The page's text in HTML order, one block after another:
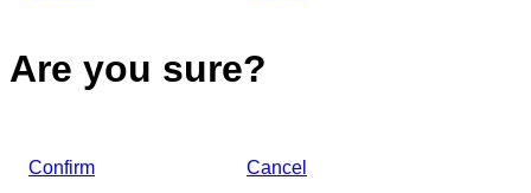
Are you sure?
Confirm Cancel